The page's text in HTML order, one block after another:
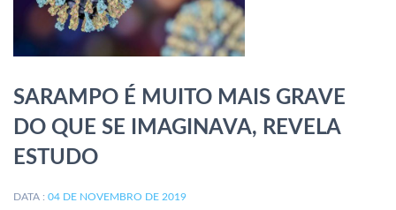
SARAMPO É MUITO MAIS GRAVE
DO QUE SE IMAGINAVA, REVELA
ESTUDO
DATA : 04 DE NOVEMBRO DE 2019